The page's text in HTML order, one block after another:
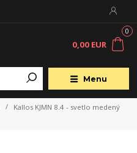
Menu
0
0,00 EUR
Kallos KJMN 8.4 - svetlo medený